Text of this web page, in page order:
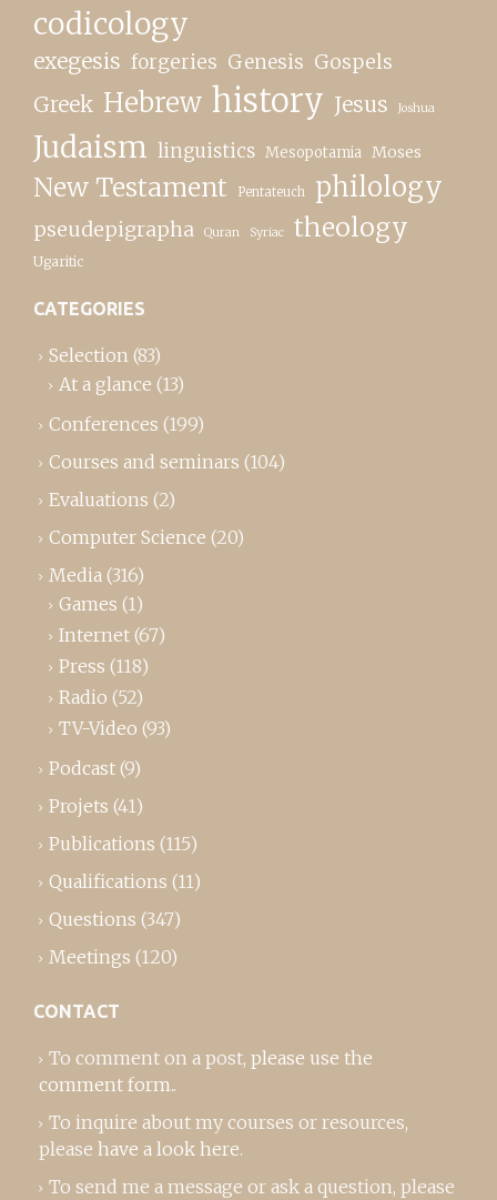
codicology
exegesis forgeries Genesis Gospels
Greek Hebrew history Jesus Joshua
Judaism linguistics Mesopotamia Moses
New Testament Pentateuch philology
pseudepigrapha Quran Syriac theology
Ugaritic
CATEGORIES
Selection (83)
At a glance (13)
Conferences (199)
Courses and seminars (104)
Evaluations (2)
Computer Science (20)
Media (316)
Games (1)
Internet (67)
Press (118)
Radio (52)
TV-Video (93)
Podcast (9)
Projets (41)
Publications (115)
Qualifications (11)
Questions (347)
Meetings (120)
CONTACT
To comment on a post, please use the
comment form..
To inquire about my courses or resources,
please have a look here.
To send me a message or ask a question, please